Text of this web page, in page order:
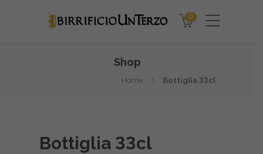
0
Shop
Home Bottiglia 33cl
Bottiglia 33cl